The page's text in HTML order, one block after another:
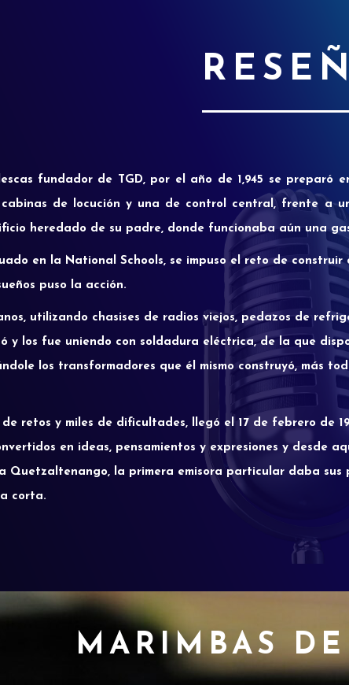
fundador de TGD, por el año de 1,945 se
cabinas de locución y una de control central, frente a
heredado de su padre, donde funcionaba aún una
en la National Schools, se impuso el reto de
puso la acción.
utilizando chasises de radios viejos, pedazos de
y los fue uniendo con soldadura eléctrica, de la que
los transformadores que él mismo construyó, más
retos y miles de dificultades, llegó el 17 de febrero de
en ideas, pensamientos y expresiones y desde
Quetzaltenango, la primera emisora particular daba sus
corta.
MARIMBAS